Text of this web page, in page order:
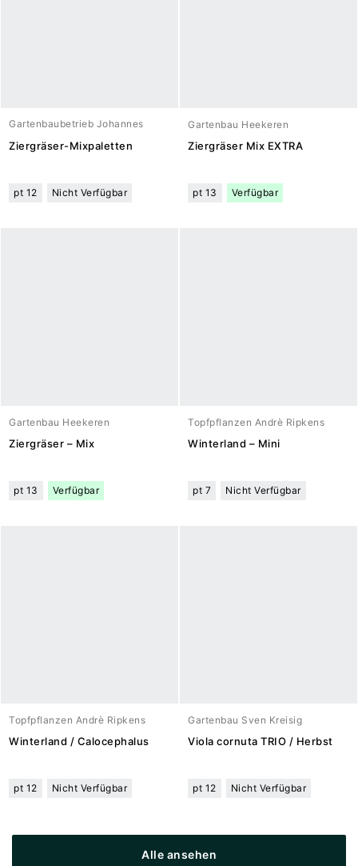
Gartenbaubetrieb Johannes
Meuwesen
Ziergräser-Mixpaletten
pt 12 Nicht Verfügbar
Gartenbau Heekeren
Ziergräser Mix EXTRA
pt 13 Verfügbar
Gartenbau Heekeren
Ziergräser – Mix
pt 13 Verfügbar
Topfpflanzen Andrè Ripkens
Winterland – Mini
pt 7 Nicht Verfügbar
Topfpflanzen Andrè Ripkens
Winterland / Calocephalus
pt 12 Nicht Verfügbar
Gartenbau Sven Kreisig
Viola cornuta TRIO / Herbst
pt 12 Nicht Verfügbar
Alle ansehen